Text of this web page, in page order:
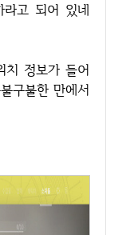
라고 되어 있네
구불한 만에서